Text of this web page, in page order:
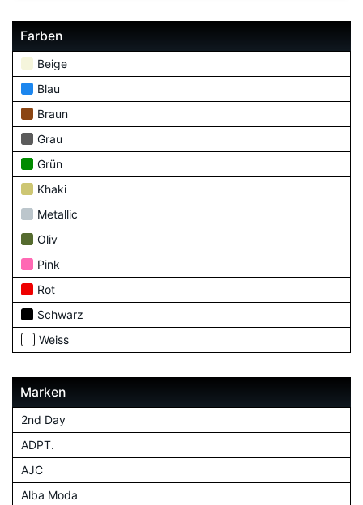
Farben
Beige
Blau
Braun
Grau
Grün
Khaki
Metallic
Oliv
Pink
Rot
Schwarz
Weiss
Marken
2nd Day
ADPT.
AJC
Alba Moda